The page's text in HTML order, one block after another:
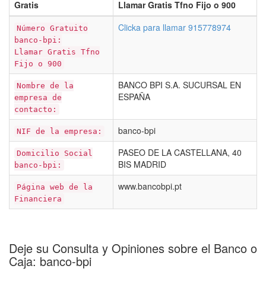
Gratis Llamar Gratis Tfno Fijo o 900
Número Gratuito
banco-bpi:
Llamar Gratis Tfno
Fijo o 900
Clicka para llamar 915778974
Nombre de la
empresa de
contacto:
BANCO BPI S.A. SUCURSAL EN
ESPAÑA
NIF de la empresa: banco-bpi
Domicilio Social
banco-bpi:
PASEO DE LA CASTELLANA, 40
BIS MADRID
Página web de la
Financiera
www.bancobpi.pt
Deje su Consulta y Opiniones sobre el Banco o
Caja: banco-bpi